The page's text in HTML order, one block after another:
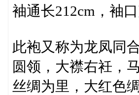
袖通长212cm，袖
此袍又称为龙凤同
圆领，大襟右衽，
丝绸为里，大红色